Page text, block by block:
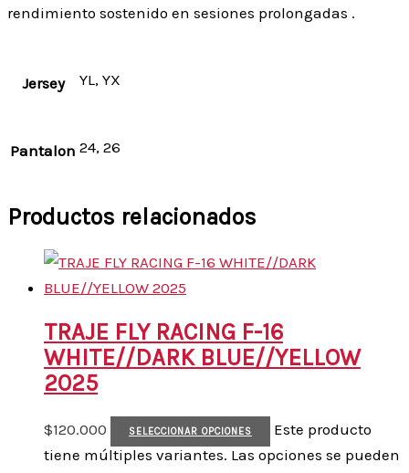
rendimiento sostenido en sesiones prolongadas .
Jersey YL, YX
Pantalon 24, 26
Productos relacionados
TRAJE FLY RACING F-16
WHITE//DARK BLUE//YELLOW
2025
$120.000 SELECCIONAR OPCIONES
Este producto
tiene múltiples variantes. Las opciones se pueden